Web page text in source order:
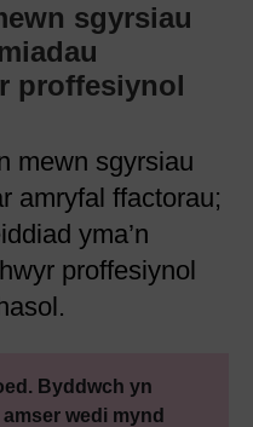
sgyrsiau
proffesiynol
mewn sgyrsiau
amryfal ffactorau;
yma’n
proffesiynol
Byddwch yn
wedi mynd